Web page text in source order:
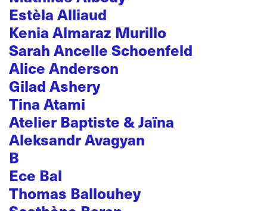
Estèla Alliaud
Kenia Almaraz Murillo
Sarah Ancelle Schoenfeld
Alice Anderson
Gilad Ashery
Tina Atami
Atelier Baptiste & Jaïna
Aleksandr Avagyan
B
Ece Bal
Thomas Ballouhey